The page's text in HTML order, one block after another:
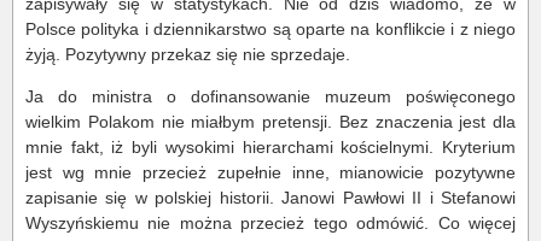
Polsce polityka i dziennikarstwo są oparte na konflikcie i z niego
żyją. Pozytywny przekaz się nie sprzedaje.
Ja do ministra o dofinansowanie muzeum poświęconego
wielkim Polakom nie miałbym pretensji. Bez znaczenia jest dla
mnie fakt, iż byli wysokimi hierarchami kościelnymi. Kryterium
jest wg mnie przecież zupełnie inne, mianowicie pozytywne
zapisanie się w polskiej historii. Janowi Pawłowi II i Stefanowi
Wyszyńskiemu nie można przecież tego odmówić. Co więcej